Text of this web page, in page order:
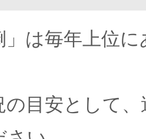
」は毎年上位
の目安として